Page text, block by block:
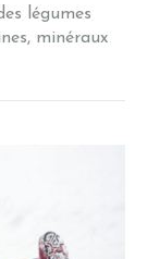
légumes
minéraux
bleus,